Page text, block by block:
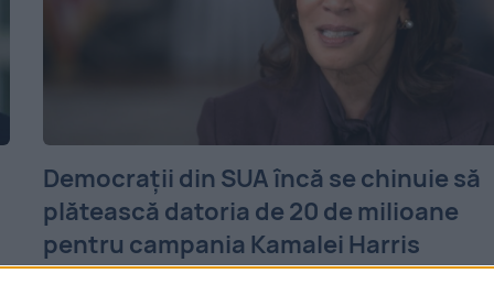
Democrații din SUA încă se chinuie să
plătească datoria de 20 de milioane
pentru campania Kamalei Harris